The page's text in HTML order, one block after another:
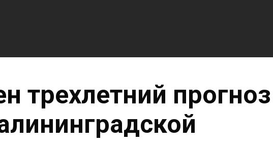
трехлетний прогноз